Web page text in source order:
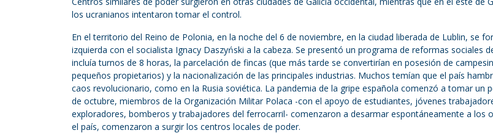
los ucranianos intentaron tomar el control.
En el territorio del Reino de Polonia, en la noche del 6 de noviembre, en la ciudad liberada de Lublin, se
izquierda con el socialista Ignacy Daszyński a la cabeza. Se presentó un programa de reformas sociales
incluía turnos de 8 horas, la parcelación de fincas (que más tarde se convertirían en posesión de
pequeños propietarios) y la nacionalización de las principales industrias. Muchos temían que el país
caos revolucionario, como en la Rusia soviética. La pandemia de la gripe española comenzó a tomar un
de octubre, miembros de la Organización Militar Polaca -con el apoyo de estudiantes, jóvenes
exploradores, bomberos y trabajadores del ferrocarril- comenzaron a desarmar espontáneamente a los
el país, comenzaron a surgir los centros locales de poder.